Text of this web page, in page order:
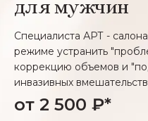
для мужчин
Специалиста АРТ -
режиме устранить
коррекцию объемов и
инвазивных
от 2 500 ₽*